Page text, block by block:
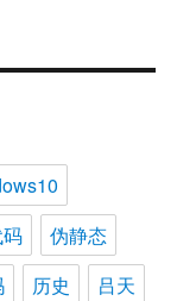
伪静态
历史
吕天